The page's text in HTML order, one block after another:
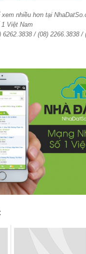
xem nhiều hơn tại
Việt Nam
6262.3838 / (08) 2266.3838 /